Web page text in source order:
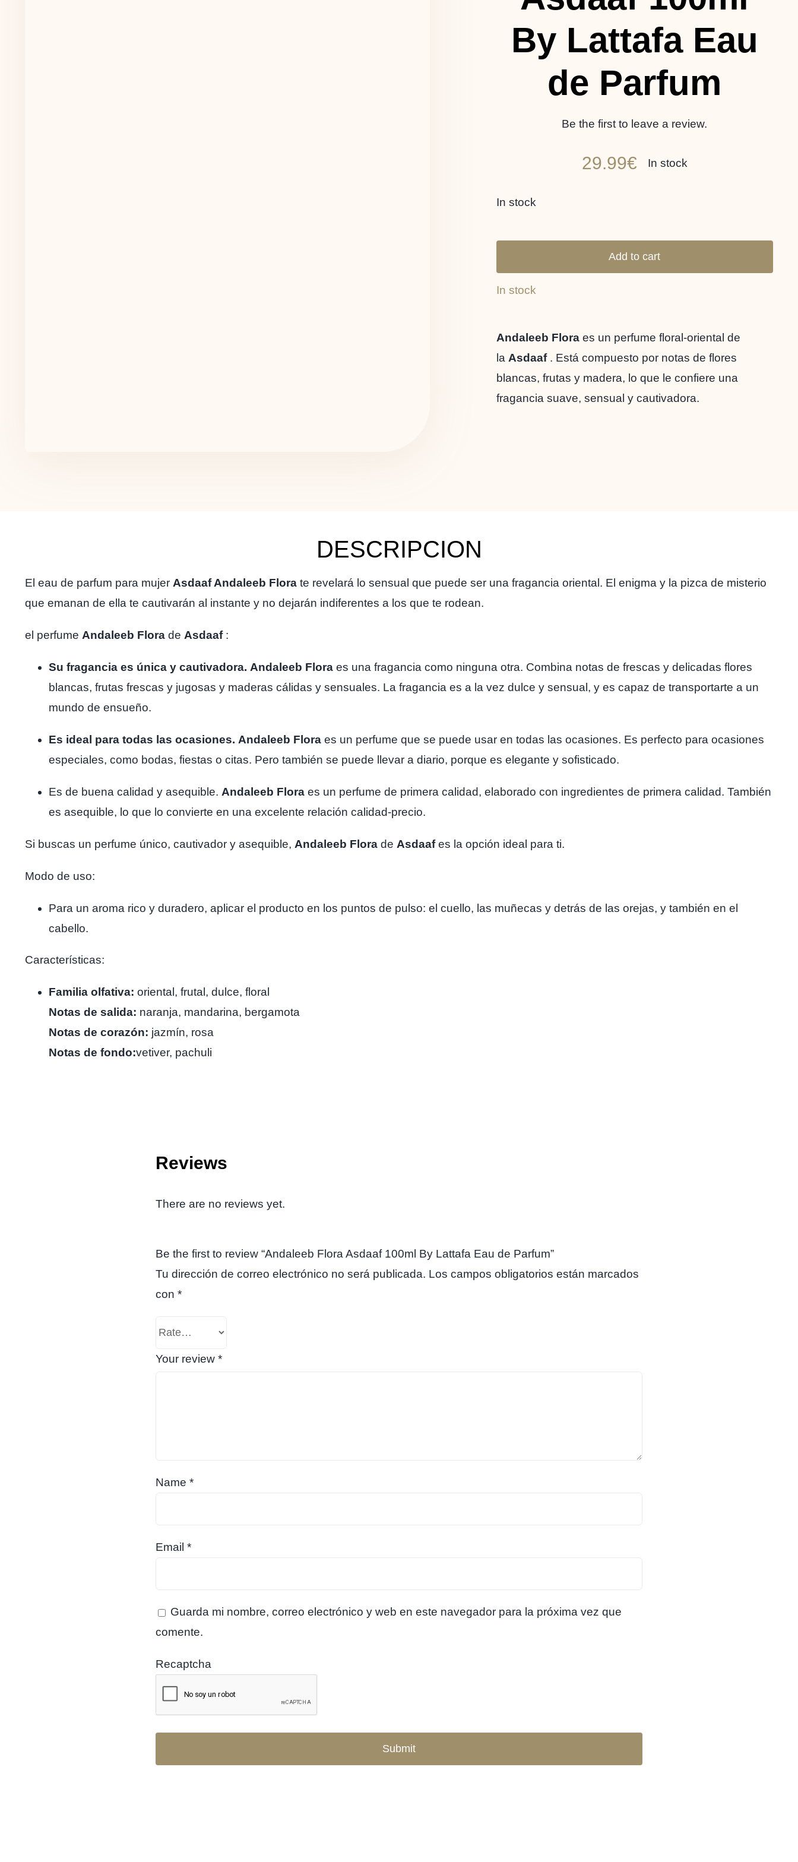
By Lattafa Eau
de Parfum
Be the first to leave a review.
29.99€ In stock
In stock
Flora
Asdaaf
Lattafa
Eau
de
Parfum
Add to cart
In stock
Andaleeb Floraes un perfume floral-oriental de
la Asdaaf. Está compuesto por notas de flores
blancas, frutas y madera, lo que le confiere una
fragancia suave, sensual y cautivadora.
DESCRIPCION
El eau de parfum para mujer Asdaaf Andaleeb Florate revelará lo sensual que puede ser una fragancia oriental. El enigma y la pizca de misterio
que emanan de ella te cautivarán al instante y no dejarán indiferentes a los que te rodean.
el perfume Andaleeb Florade Asdaaf:
Su fragancia es única y cautivadora. Andaleeb Floraes una fragancia como ninguna otra. Combina notas de frescas y delicadas flores
blancas, frutas frescas y jugosas y maderas cálidas y sensuales. La fragancia es a la vez dulce y sensual, y es capaz de transportarte a un
mundo de ensueño.
Es ideal para todas las ocasiones. Andaleeb Floraes un perfume que se puede usar en todas las ocasiones. Es perfecto para ocasiones
especiales, como bodas, fiestas o citas. Pero también se puede llevar a diario, porque es elegante y sofisticado.
Es de buena calidad y asequible. Andaleeb Floraes un perfume de primera calidad, elaborado con ingredientes de primera calidad. También
es asequible, lo que lo convierte en una excelente relación calidad-precio.
Si buscas un perfume único, cautivador y asequible, Andaleeb Florade Asdaafes la opción ideal para ti.
Modo de uso:
Para un aroma rico y duradero, aplicar el producto en los puntos de pulso: el cuello, las muñecas y detrás de las orejas, y también en el
cabello.
Características:
Familia olfativa: oriental, frutal, dulce, floral
Notas de salida: naranja, mandarina, bergamota
Notas de corazón: jazmín, rosa
Notas de fondo:vetiver, pachuli
Reviews
There are no reviews yet.
Be the first to review “Andaleeb Flora Asdaaf 100ml By Lattafa Eau de Parfum”
Tu dirección de correo electrónico no será publicada. Los campos obligatorios están marcados
con*
Your review*
Name*
Email*
Guarda mi nombre, correo electrónico y web en este navegador para la próxima vez que
comente.
Recaptcha